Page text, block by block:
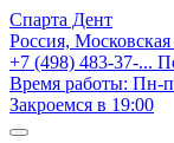
Спарта Дент
Россия,
+7 (498) 483-37-...
Время работы: Пн-
Закроемся в 19:00